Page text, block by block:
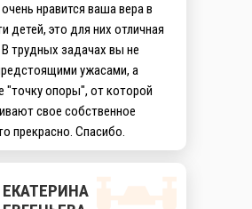
Посмотреть маршрут →
Посмотреть маршрут →
8
улица, 1
нравится ваша вера в
детей, это для них отличная
трудных задачах вы не
ужасами, а
"точку опоры", от которой
свое собственное
прекрасно. Спасибо.
ЕКАТЕРИНА